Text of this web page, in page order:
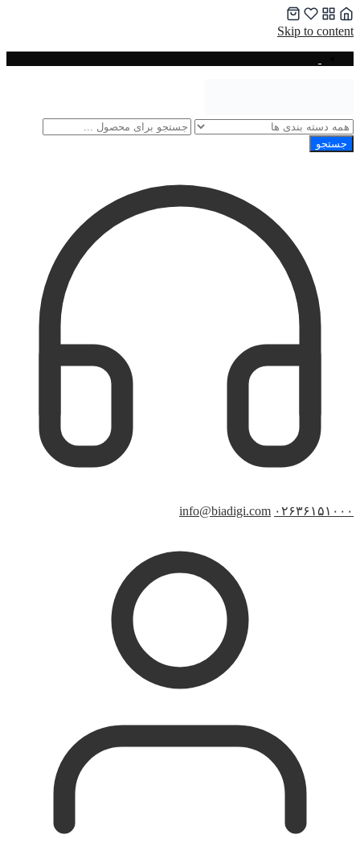
Skip to content
جستجو
۰۲۶۳۶۱۵۱۰۰۰ info@biadigi.com